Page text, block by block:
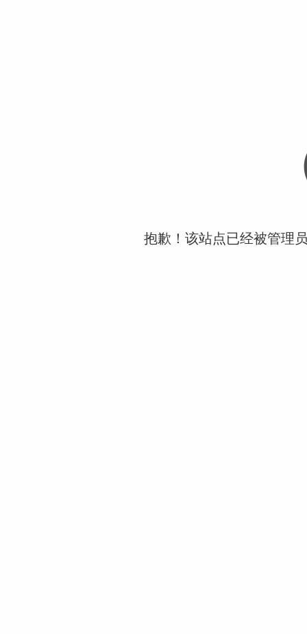
抱歉！该站点已经被管理